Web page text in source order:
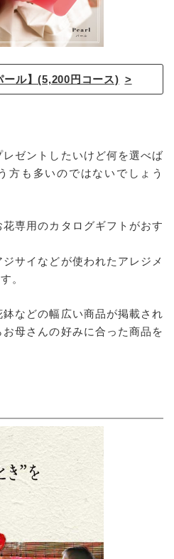
ール】(5,200円コース)
レゼントしたいけど何を選べば
方も多いのではないでしょう
専用のカタログギフトがおす
サイなどが使われたアレジメ
。
などの幅広い商品が掲載され
母さんの好みに合った商品を